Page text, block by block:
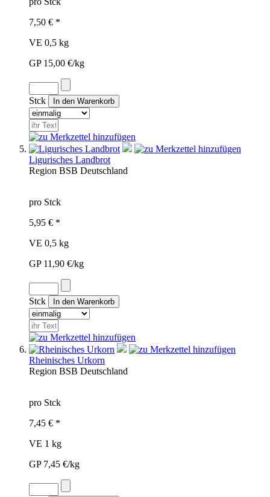
7,50 € *
VE 0,5 kg
GP 15,00 €/kg
Stck
Ligurisches Landbrot
Region BSB Deutschland
pro Stck
5,95 € *
VE 0,5 kg
GP 11,90 €/kg
Stck
Rheinisches Urkorn
Region BSB Deutschland
pro Stck
7,45 € *
VE 1 kg
GP 7,45 €/kg